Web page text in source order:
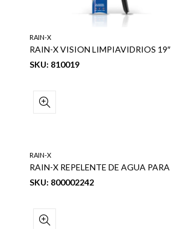
RAIN-X
RAIN-X VISION LIMPIAVIDRIOS 19″
SKU: 810019
RAIN-X
SKU: 800002242